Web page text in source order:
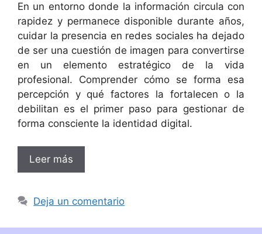
En un entorno donde la información circula con
rapidez y permanece disponible durante años,
cuidar la presencia en redes sociales ha dejado
de ser una cuestión de imagen para convertirse
en un elemento estratégico de la vida
profesional. Comprender cómo se forma esa
percepción y qué factores la fortalecen o la
debilitan es el primer paso para gestionar de
forma consciente la identidad digital.
Leer más
Deja un comentario